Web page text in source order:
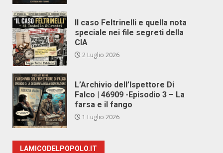
Il caso Feltrinelli e quella nota
speciale nei file segreti della
CIA
2 Luglio 2026
L’Archivio dell’Ispettore Di
Falco | 46909 -Episodio 3 – La
farsa e il fango
1 Luglio 2026
LAMICODELPOPOLO.IT